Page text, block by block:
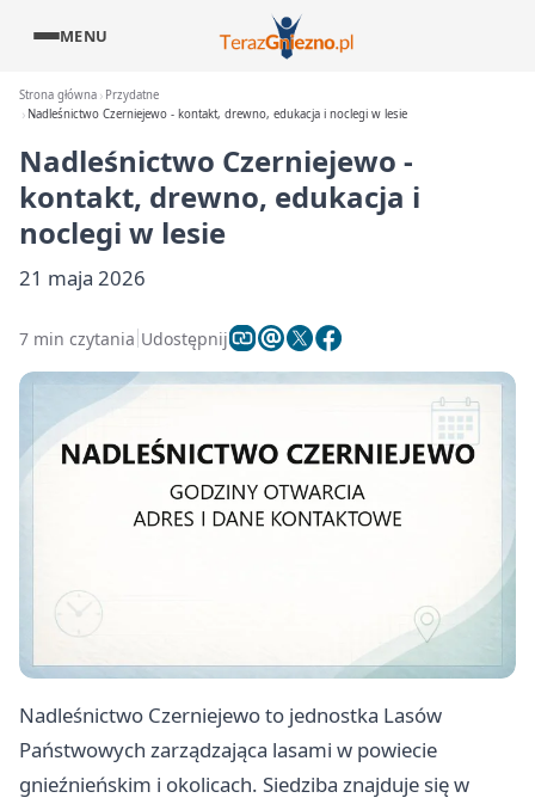
MENU
Strona główna
Przydatne
Nadleśnictwo Czerniejewo - kontakt, drewno, edukacja i noclegi w lesie
Nadleśnictwo Czerniejewo -
kontakt, drewno, edukacja i
noclegi w lesie
21 maja 2026
7 min czytania Udostępnij
Nadleśnictwo Czerniejewo to jednostka Lasów
Państwowych zarządzająca lasami w powiecie
gnieźnieńskim i okolicach. Siedziba znajduje się w